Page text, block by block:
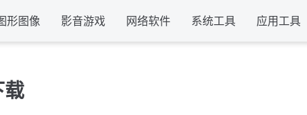
形图像 影音游戏 网络软件 系统工具 应用工具
载